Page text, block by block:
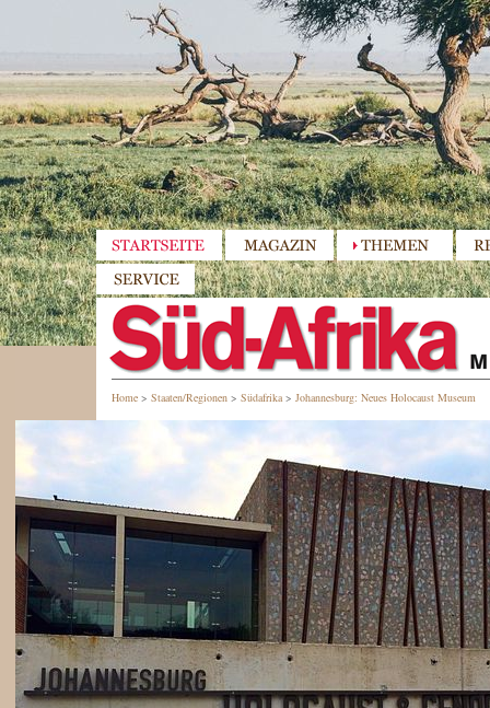
Home > Staaten/Regionen > Südafrika> Johannesburg: Neues Holocaust Museum